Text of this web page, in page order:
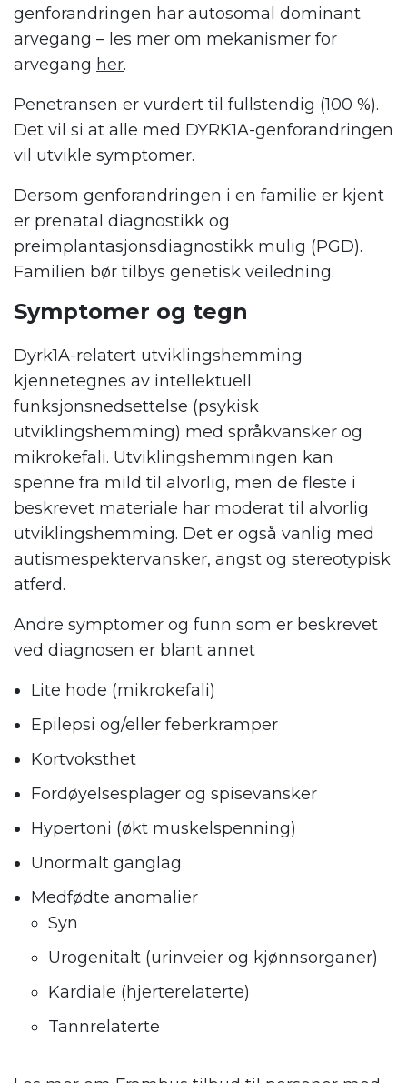
genforandringen har autosomal dominant
arvegang – les mer om mekanismer for
arvegang her.
Penetransen er vurdert til fullstendig (100 %).
Det vil si at alle med DYRK1A-genforandringen
vil utvikle symptomer.
Dersom genforandringen i en familie er kjent
er prenatal diagnostikk og
preimplantasjonsdiagnostikk mulig (PGD).
Familien bør tilbys genetisk veiledning.
Symptomer og tegn
Dyrk1A-relatert utviklingshemming
kjennetegnes av intellektuell
funksjonsnedsettelse (psykisk
utviklingshemming) med språkvansker og
mikrokefali. Utviklingshemmingen kan
spenne fra mild til alvorlig, men de fleste i
beskrevet materiale har moderat til alvorlig
utviklingshemming. Det er også vanlig med
autismespektervansker, angst og stereotypisk
atferd.
Andre symptomer og funn som er beskrevet
ved diagnosen er blant annet
Lite hode (mikrokefali)
Epilepsi og/eller feberkramper
Kortvoksthet
Fordøyelsesplager og spisevansker
Hypertoni (økt muskelspenning)
Unormalt ganglag
Medfødte anomalier
Syn
Urogenitalt (urinveier og kjønnsorganer)
Kardiale (hjerterelaterte)
Tannrelaterte